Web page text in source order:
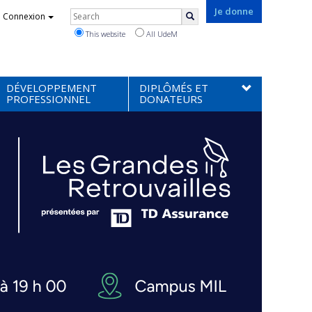
Je donne
Connexion Rechercher
This website All UdeM
DÉVELOPPEMENT
PROFESSIONNEL
DIPLÔMÉS ET
DONATEURS